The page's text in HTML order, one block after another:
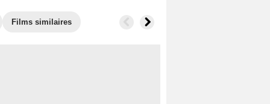
Films similaires